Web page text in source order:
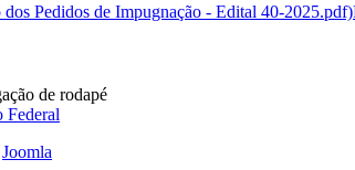
de rodapé
Joomla